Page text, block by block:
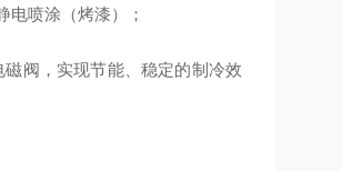
电喷涂（烤漆）；
阀，实现节能、稳定的制冷效